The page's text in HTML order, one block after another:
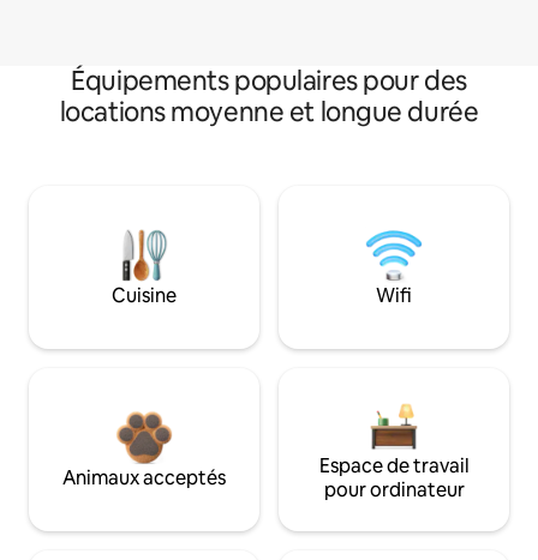
Équipements populaires pour des
locations moyenne et longue durée
Cuisine Wifi
Animaux acceptés
Espace de travail
pour ordinateur